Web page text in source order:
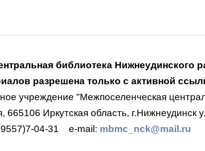
библиотека Нижнеудинского
разрешена только с активной
учреждение "Межпоселенческая
665106 Иркутская область, г.Нижнеудинск
04-31
e-mail: mbmc_nck@mail.ru